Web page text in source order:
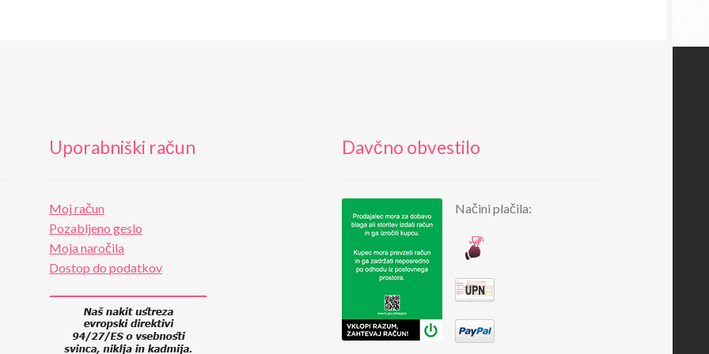
Uporabniški račun
Moj račun
Pozabljeno geslo
Moja naročila
Dostop do podatkov
Davčno obvestilo
Načini plačila: